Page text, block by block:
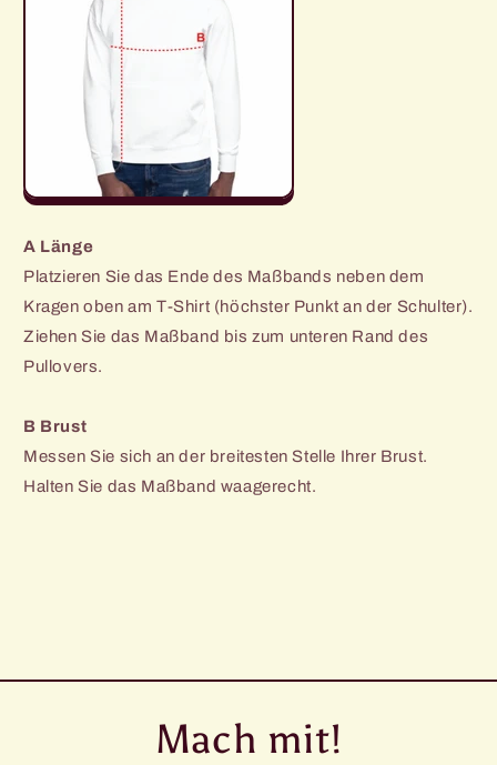
A Länge
Platzieren Sie das Ende des Maßbands neben dem
Kragen oben am T-Shirt (höchster Punkt an der Schulter).
Ziehen Sie das Maßband bis zum unteren Rand des
Pullovers.
B Brust
Messen Sie sich an der breitesten Stelle Ihrer Brust.
Halten Sie das Maßband waagerecht.
Mach mit!